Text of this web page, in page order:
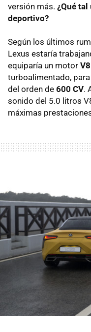
versión más. ¿Qué tal
deportivo?
Según los últimos
Lexus estaría
equiparía un motor
turboalimentado,
del orden de 600 CV.
sonido del 5.0 litros
máximas